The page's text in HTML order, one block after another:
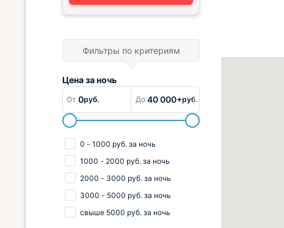
Фильтры по критериям
Цена заночь
От 0руб. До 40 000+руб.
0 - 1000 руб. за ночь
1000 - 2000 руб. за ночь
2000 - 3000 руб. за ночь
3000 - 5000 руб. за ночь
свыше 5000 руб. за ночь